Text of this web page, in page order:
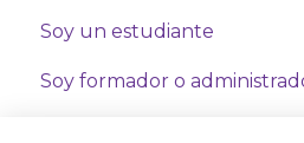
GlobalExam Live
Soy un estudiante
Comienzos en
Soy formador o